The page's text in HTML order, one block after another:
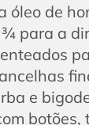
óleo de
para a
e
botões,